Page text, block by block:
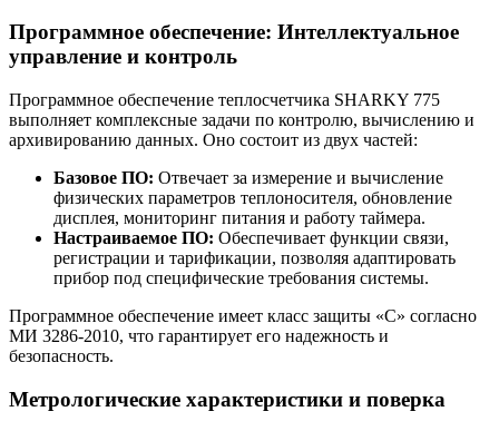
Программное обеспечение: Интеллектуальное
управление и контроль
Программное обеспечение теплосчетчика SHARKY 775
выполняет комплексные задачи по контролю, вычислению и
архивированию данных. Оно состоит из двух частей:
Базовое ПО: Отвечает за измерение и вычисление
физических параметров теплоносителя, обновление
дисплея, мониторинг питания и работу таймера.
Настраиваемое ПО: Обеспечивает функции связи,
регистрации и тарификации, позволяя адаптировать
прибор под специфические требования системы.
Программное обеспечение имеет класс защиты «С» согласно
МИ 3286-2010, что гарантирует его надежность и
безопасность.
Метрологические характеристики и поверка